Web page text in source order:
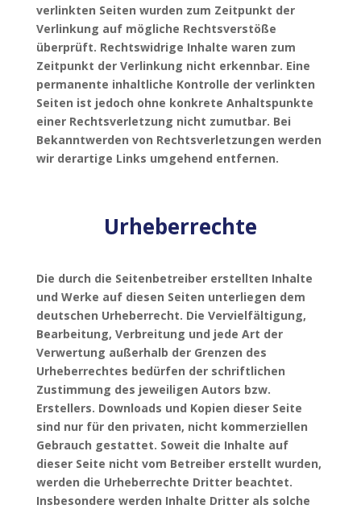
verlinkten Seiten wurden zum Zeitpunkt der
Verlinkung auf mögliche Rechtsverstöße
überprüft. Rechtswidrige Inhalte waren zum
Zeitpunkt der Verlinkung nicht erkennbar. Eine
permanente inhaltliche Kontrolle der verlinkten
Seiten ist jedoch ohne konkrete Anhaltspunkte
einer Rechtsverletzung nicht zumutbar. Bei
Bekanntwerden von Rechtsverletzungen werden
wir derartige Links umgehend entfernen.
Urheberrechte
Die durch die Seitenbetreiber erstellten Inhalte
und Werke auf diesen Seiten unterliegen dem
deutschen Urheberrecht. Die Vervielfältigung,
Bearbeitung, Verbreitung und jede Art der
Verwertung außerhalb der Grenzen des
Urheberrechtes bedürfen der schriftlichen
Zustimmung des jeweiligen Autors bzw.
Erstellers. Downloads und Kopien dieser Seite
sind nur für den privaten, nicht kommerziellen
Gebrauch gestattet. Soweit die Inhalte auf
dieser Seite nicht vom Betreiber erstellt wurden,
werden die Urheberrechte Dritter beachtet.
Insbesondere werden Inhalte Dritter als solche